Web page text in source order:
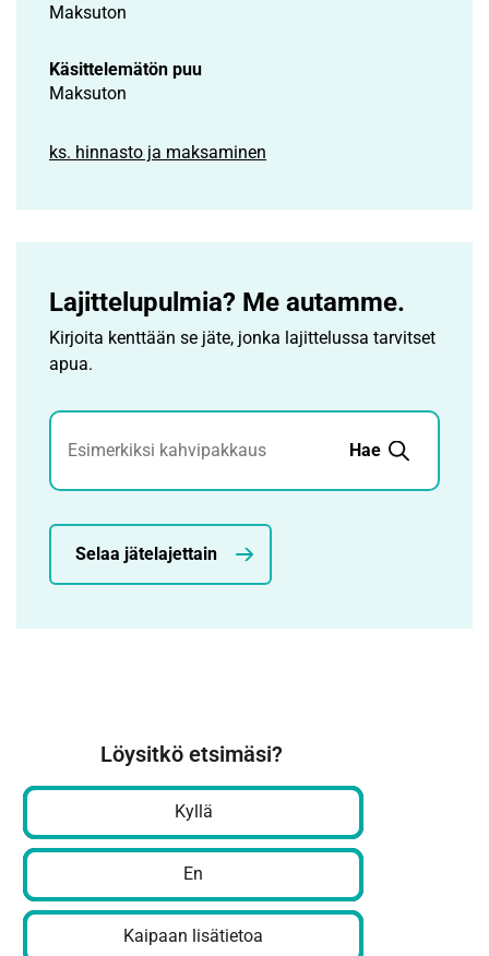
Maksuton
Käsittelemätön puu
Maksuton
ks. hinnasto ja maksaminen
Lajittelupulmia? Me autamme.
Kirjoita kenttään se jäte, jonka lajittelussa tarvitset
apua.
Jätehaku
Hae
Selaa jätelajettain
Löysitkö etsimäsi?
Kyllä
En
Kaipaan lisätietoa